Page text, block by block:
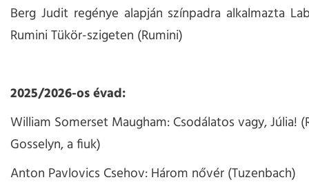
Berg Judit regénye alapján színpadra alkalmazta
Rumini Tükör-szigeten (Rumini)
2025/2026-os évad:
William Somerset Maugham: Csodálatos vagy, Júlia!
Gosselyn, a fiuk)
Anton Pavlovics Csehov: Három nővér (Tuzenbach)